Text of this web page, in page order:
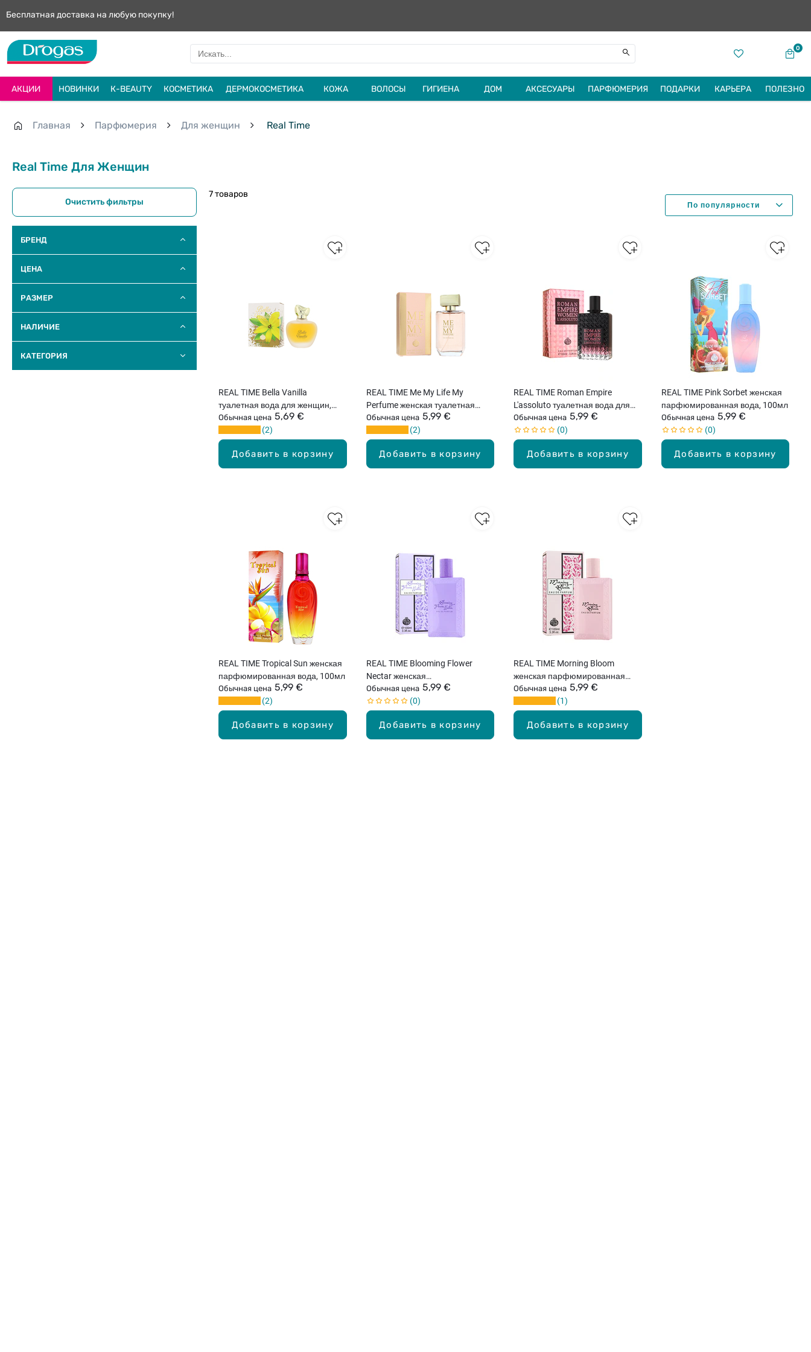
Бесплатная доставка на любую покупку!
0
АКЦИИ НОВИНКИ К-BEAUTY КОСМЕТИКА ДЕРМОКОСМЕТИКА КОЖА ВОЛОСЫ ГИГИЕНА ДОМ АКСЕСУАРЫ ПАРФЮМЕРИЯ ПОДАРКИ КАРЬЕРА ПОЛЕЗНО
Главная Парфюмерия Для женщин Real Time
Real Time Для Женщин
Очистить фильтры
БРЕНД
ЦЕНА
РАЗМЕР
НАЛИЧИЕ
КАТЕГОРИЯ
7 товаров
Добавить в корзину
REAL TIME Bella Vanilla
туалетная вода для женщин,
100мл
Обычная цена 5,69 €
2
Добавить в корзину
REAL TIME Me My Life My
Perfume женская туалетная
вода, 100мл
Обычная цена 5,99 €
2
Добавить в корзину
REAL TIME Roman Empire
L'assoluto туалетная вода для
женщин, 100мл
Обычная цена 5,99 €
0
Добавить в корзину
REAL TIME Pink Sorbet женская
парфюмированная вода, 100мл
Обычная цена 5,99 €
0
Добавить в корзину
REAL TIME Tropical Sun женская
парфюмированная вода, 100мл
Обычная цена 5,99 €
2
Добавить в корзину
REAL TIME Blooming Flower
Nectar женская
парфюмированная вода, 100мл
Обычная цена 5,99 €
0
Добавить в корзину
REAL TIME Morning Bloom
женская парфюмированная
вода, 100мл
Обычная цена 5,99 €
1